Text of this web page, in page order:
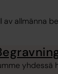
av allmänna
yhdessä